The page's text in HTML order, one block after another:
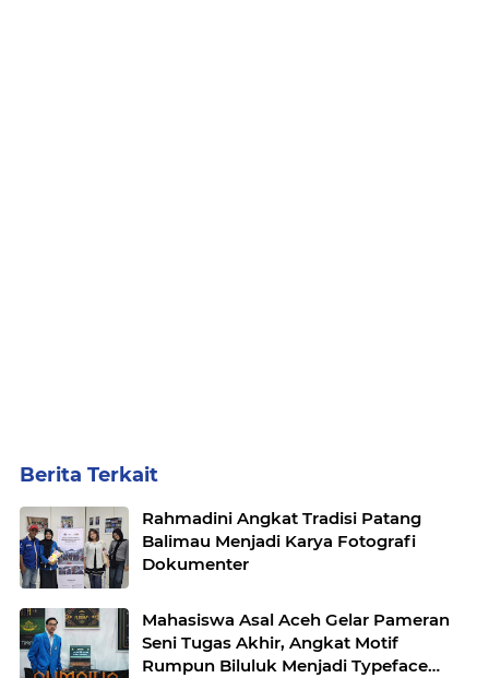
Berita Terkait
Rahmadini Angkat Tradisi Patang
Balimau Menjadi Karya Fotografi
Dokumenter
Mahasiswa Asal Aceh Gelar Pameran
Seni Tugas Akhir, Angkat Motif
Rumpun Biluluk Menjadi Typeface